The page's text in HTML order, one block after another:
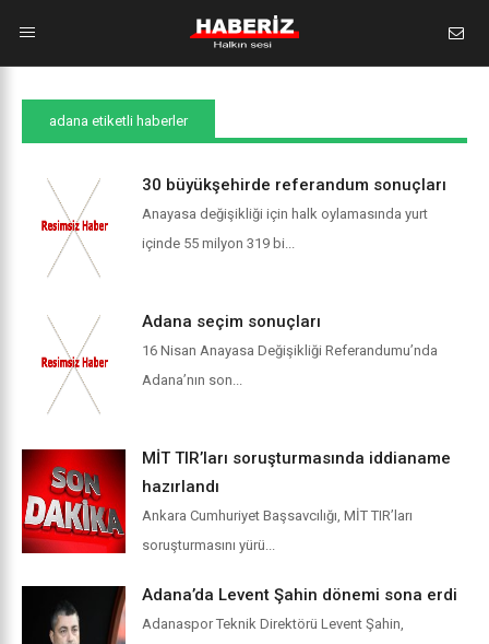
adana etiketli haberler
30 büyükşehirde referandum sonuçları
Anayasa değişikliği için halk oylamasında yurt
içinde 55 milyon 319 bi...
Adana seçim sonuçları
16 Nisan Anayasa Değişikliği Referandumu’nda
Adana’nın son...
MİT TIR’ları soruşturmasında iddianame
hazırlandı
Ankara Cumhuriyet Başsavcılığı, MİT TIR’ları
soruşturmasını yürü...
Adana’da Levent Şahin dönemi sona erdi
Adanaspor Teknik Direktörü Levent Şahin,